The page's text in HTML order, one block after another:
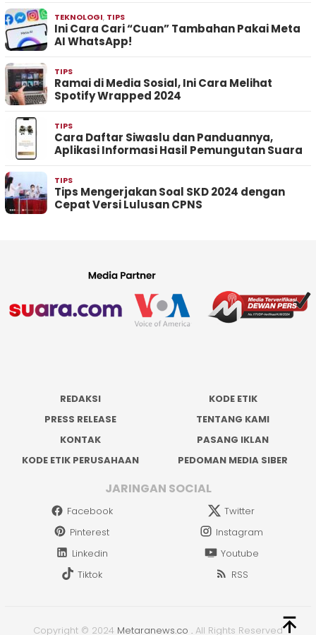
TEKNOLOGI, TIPS
Ini Cara Cari “Cuan” Tambahan Pakai Meta
AI WhatsApp!
TIPS
Ramai di Media Sosial, Ini Cara Melihat
Spotify Wrapped 2024
TIPS
Cara Daftar Siwaslu dan Panduannya,
Aplikasi Informasi Hasil Pemungutan Suara
TIPS
Tips Mengerjakan Soal SKD 2024 dengan
Cepat Versi Lulusan CPNS
REDAKSI
KODE ETIK
PRESS RELEASE
TENTANG KAMI
KONTAK
PASANG IKLAN
KODE ETIK PERUSAHAAN
PEDOMAN MEDIA SIBER
JARINGAN SOCIAL
Facebook
Twitter
Pinterest
Instagram
Linkedin
Youtube
Tiktok
RSS
Copyright © 2024 Metaranews.co . All Rights Reserved